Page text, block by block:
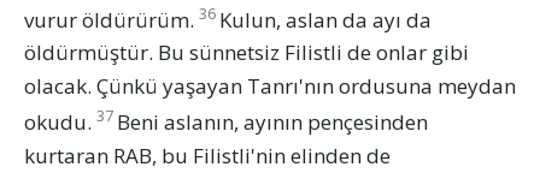
vurur öldürürüm. 36 Kulun, aslan da ayı da
öldürmüştür. Bu sünnetsiz Filistli de onlar gibi
olacak. Çünkü yaşayan Tanrı'nın ordusuna meydan
okudu. 37 Beni aslanın, ayının pençesinden
kurtaran RAB, bu Filistli'nin elinden de